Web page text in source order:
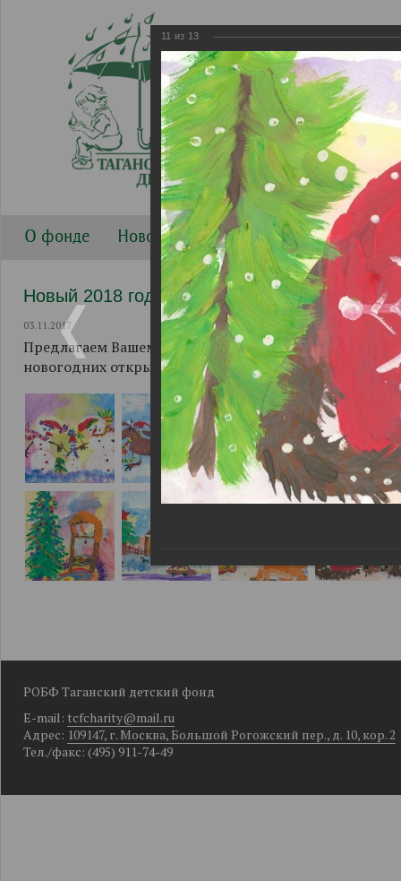
О фонде Новости Направления работы
Новый 2018 год. Рисунки.
03.11.2017
Предлагаем Вашему вниманию рисунки
новогодних открыток.
РОБФ Таганский детский фонд
E-mail: tcfcharity@mail.ru
Адрес: 109147, г. Москва, Большой Рогожский пер., д. 10, кор. 2
Тел./факс: (495) 911-74-49
11 из 13